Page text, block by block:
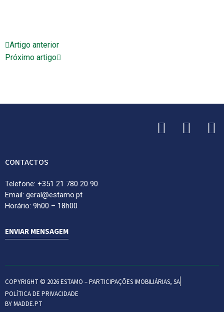
Artigo anterior
Próximo artigo
CONTACTOS
Telefone: +351 21 780 20 90
Email: geral@estamo.pt
Horário: 9h00 – 18h00
ENVIAR MENSAGEM
COPYRIGHT © 2026 ESTAMO – PARTICIPAÇÕES IMOBILIÁRIAS, SA
POLÍTICA DE PRIVACIDADE
BY MADDE.PT